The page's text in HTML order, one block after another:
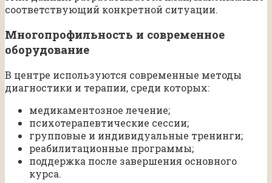
соответствующий конкретной ситуации.
Многопрофильность и современное
оборудование
В центре используются современные методы
диагностики и терапии, среди которых:
медикаментозное лечение;
психотерапевтические сессии;
групповые и индивидуальные тренинги;
реабилитационные программы;
поддержка после завершения основного
курса.